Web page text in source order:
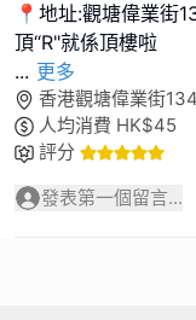
📍地址:觀塘偉業街
... 更多
香港觀塘偉業街
人均消費 HK$45
評分
發表第一個留言...